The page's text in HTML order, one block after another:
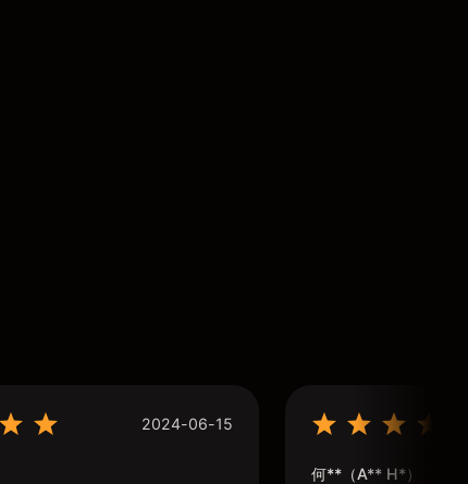
2024-06-15
何**（A** H*）